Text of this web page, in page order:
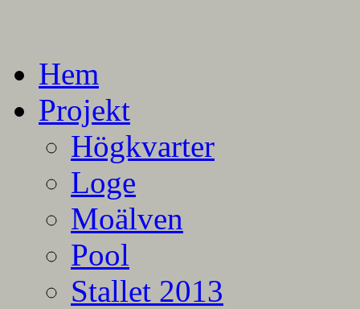
Hem
Projekt
Högkvarter
Loge
Moälven
Pool
Stallet 2013